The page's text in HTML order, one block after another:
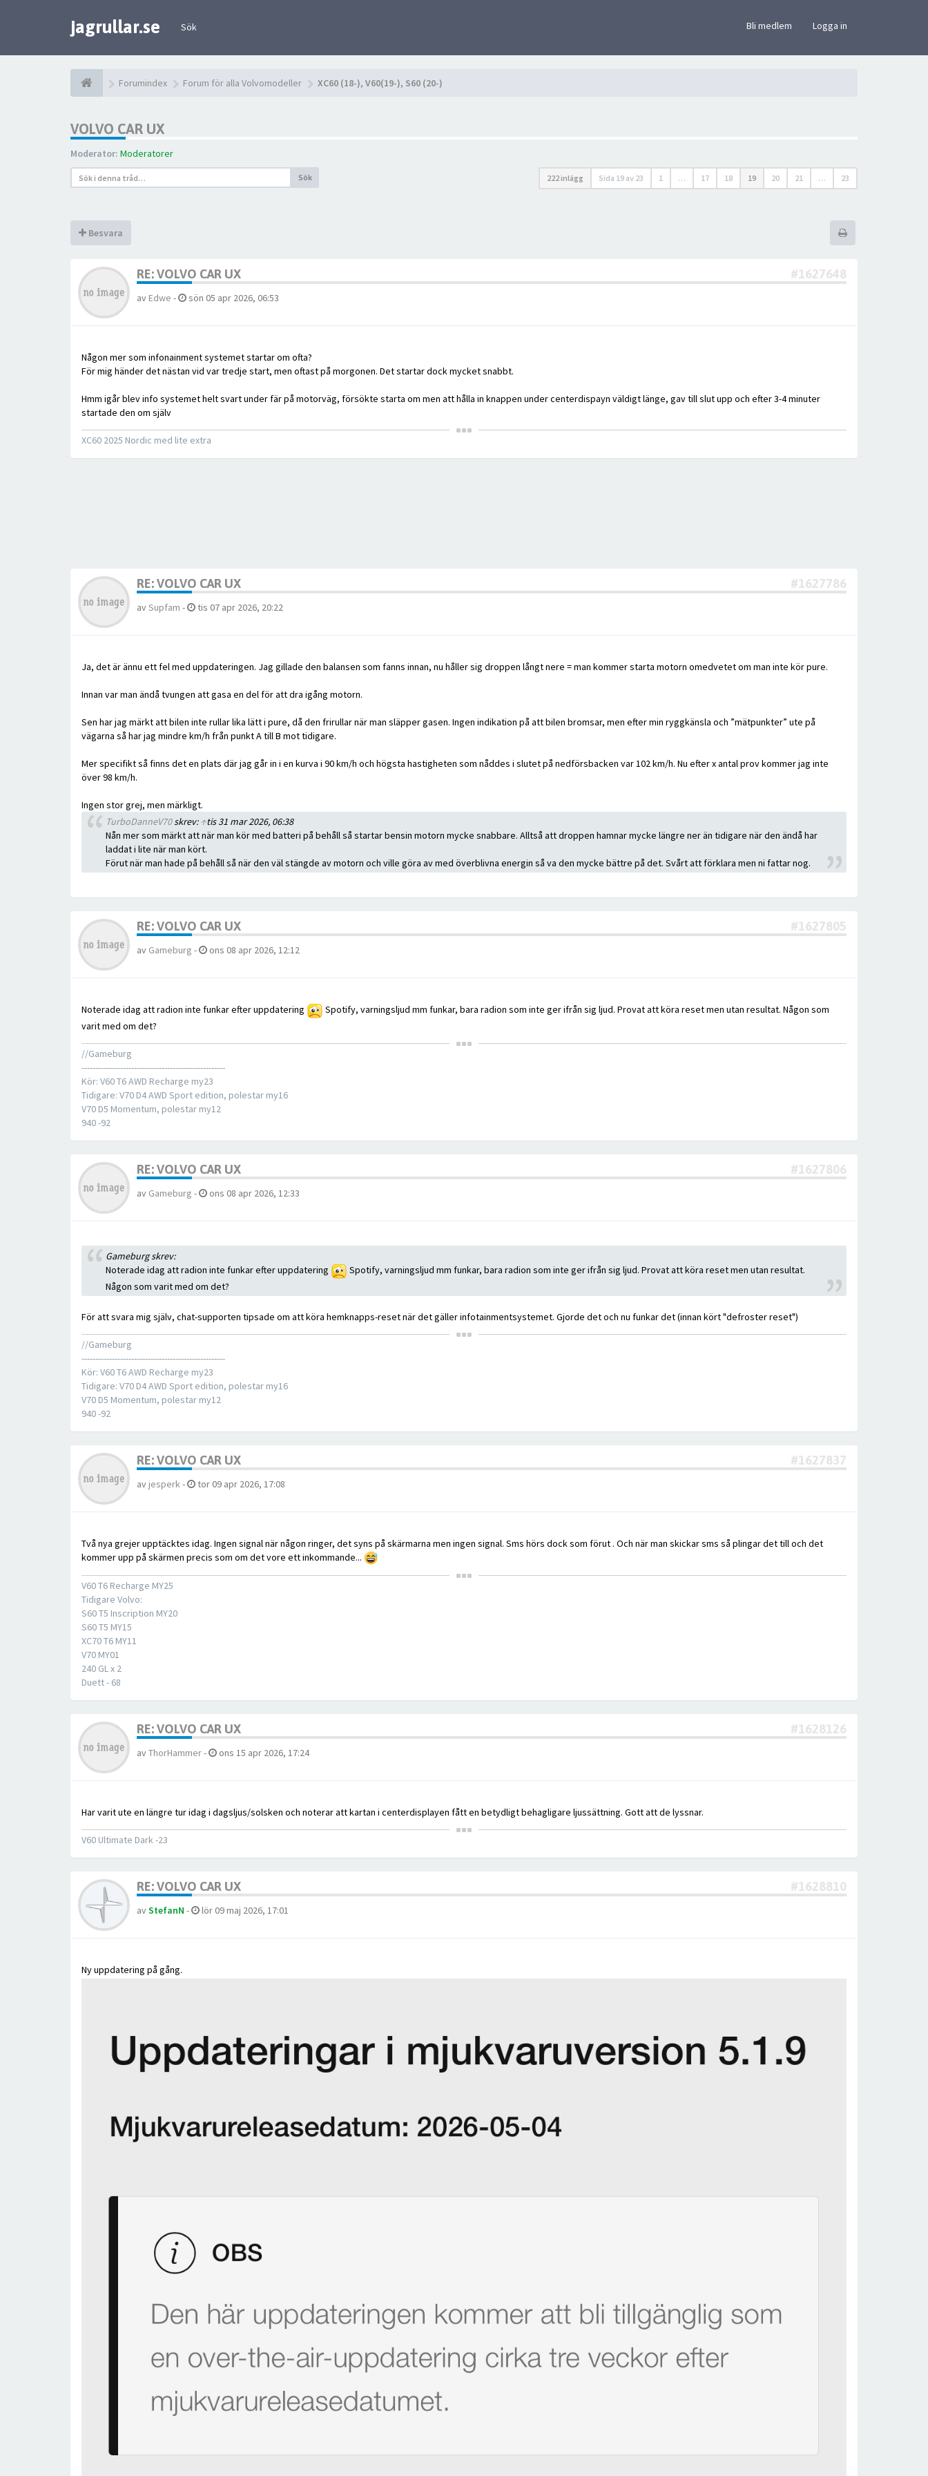
jagrullar.se Sök Bli medlem Logga in
Forumindex Forum för alla Volvomodeller XC60 (18-), V60(19-), S60 (20-)
VOLVO CAR UX
Moderator: Moderatorer
Sök 222 inlägg Sida 19 av 23 1 … 17 18 19 20 21 … 23
Besvara
RE: VOLVO CAR UX #1627648
av Edwe - sön 05 apr 2026, 06:53
Någon mer som infonainment systemet startar om ofta?
För mig händer det nästan vid var tredje start, men oftast på morgonen. Det startar dock mycket snabbt.
Hmm igår blev info systemet helt svart under fär på motorväg, försökte starta om men att hålla in knappen under centerdispayn väldigt länge, gav till slut upp och efter 3-4 minuter
startade den om själv
XC60 2025 Nordic med lite extra
RE: VOLVO CAR UX #1627786
avSupfam - tis 07 apr 2026, 20:22
Ja, det är ännu ett fel med uppdateringen. Jag gillade den balansen som fanns innan, nu håller sig droppen långt nere = man kommer starta motorn omedvetet om man inte kör pure.
Innan var man ändå tvungen att gasa en del för att dra igång motorn.
Sen har jag märkt att bilen inte rullar lika lätt i pure, då den frirullar när man släpper gasen. Ingen indikation på att bilen bromsar, men efter min ryggkänsla och ”mätpunkter” ute på
vägarna så har jag mindre km/h från punkt A till B mot tidigare.
Mer specifikt så finns det en plats där jag går in i en kurva i 90 km/h och högsta hastigheten som nåddes i slutet på nedförsbacken var 102 km/h. Nu efter x antal prov kommer jag inte
över 98 km/h.
Ingen stor grej, men märkligt.
TurboDanneV70skrev:↑tis 31 mar 2026, 06:38
Nån mer som märkt att när man kör med batteri på behåll så startar bensin motorn mycke snabbare. Alltså att droppen hamnar mycke längre ner än tidigare när den ändå har
laddat i lite när man kört.
Förut när man hade på behåll så när den väl stängde av motorn och ville göra av med överblivna energin så va den mycke bättre på det. Svårt att förklara men ni fattar nog.
RE: VOLVO CAR UX #1627805
av Gameburg - ons 08 apr 2026, 12:12
Noterade idag att radion inte funkar efter uppdatering
Spotify, varningsljud mm funkar, bara radion som inte ger ifrån sig ljud. Provat att köra reset men utan resultat. Någon som
varit med om det?
//Gameburg
----------------------------------------------------
Kör: V60 T6 AWD Recharge my23
Tidigare: V70 D4 AWD Sport edition, polestar my16
V70 D5 Momentum, polestar my12
940 -92
RE: VOLVO CAR UX #1627806
av Gameburg - ons 08 apr 2026, 12:33
Gameburg skrev:
Noterade idag att radion inte funkar efter uppdatering
Spotify, varningsljud mm funkar, bara radion som inte ger ifrån sig ljud. Provat att köra reset men utan resultat.
Någon som varit med om det?
För att svara mig själv, chat-supporten tipsade om att köra hemknapps-reset när det gäller infotainmentsystemet. Gjorde det och nu funkar det (innan kört "defroster reset")
//Gameburg
----------------------------------------------------
Kör: V60 T6 AWD Recharge my23
Tidigare: V70 D4 AWD Sport edition, polestar my16
V70 D5 Momentum, polestar my12
940 -92
RE: VOLVO CAR UX #1627837
av jesperk- tor 09 apr 2026, 17:08
Två nya grejer upptäcktes idag. Ingen signal när någon ringer, det syns på skärmarna men ingen signal. Sms hörs dock som förut . Och när man skickar sms så plingar det till och det
kommer upp på skärmen precis som om det vore ett inkommande...
V60 T6 Recharge MY25
Tidigare Volvo:
S60 T5 Inscription MY20
S60 T5 MY15
XC70 T6 MY11
V70 MY01
240 GL x 2
Duett - 68
RE: VOLVO CAR UX #1628126
avThorHammer- ons 15 apr 2026, 17:24
Har varit ute en längre tur idag i dagsljus/solsken och noterar att kartan i centerdisplayen fått en betydligt behagligare ljussättning. Gott att de lyssnar.
V60 Ultimate Dark -23
RE: VOLVO CAR UX #1628810
avStefanN - lör 09 maj 2026, 17:01
Ny uppdatering på gång.